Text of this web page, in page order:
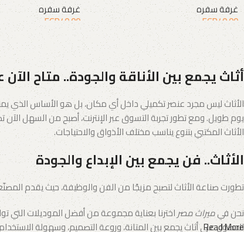
غرفة سفره
EGP40.00
إضافة إلى السلة
غرفة سفره
EGP40.00
إضافة إلى السلة
أثاث يجمع بين الأناقة والجودة.. متاح
الأثاث ليس مجرد عنصر تكميلي داخل أي مكان، بل هو الأساس الذي
يوم طويل. ومع تطور تجربة التسوق عبر الإنترنت، أصبح من السهل الآن
الأثاث المكتبي بتنوع يناسب مختلف الأذواق والاحتياجات.
الأثاث.. فن يجمع بين الإبداع والجودة
تطورت صناعة الأثاث لتصبح مزيجًا من الفن والوظيفة، حيث يقدم
نحن فيميراث مصراخترنا بعناية مجموعة من أفضل الموديلات التي
الحصول على أثاث يجمع بين المتانة، وروعة التصميم، وسهولة
Read More